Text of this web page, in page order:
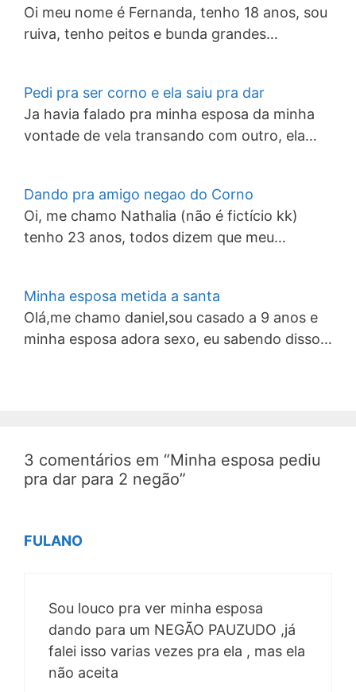
Oi meu nome é Fernanda, tenho 18 anos, sou
ruiva, tenho peitos e bunda grandes…
Pedi pra ser corno e ela saiu pra dar
Ja havia falado pra minha esposa da minha
vontade de vela transando com outro, ela…
Dando pra amigo negao do Corno
Oi, me chamo Nathalia (não é fictício kk)
tenho 23 anos, todos dizem que meu…
Minha esposa metida a santa
Olá,me chamo daniel,sou casado a 9 anos e
minha esposa adora sexo, eu sabendo disso…
3 comentários em “Minha esposa pediu
pra dar para 2 negão”
FULANO
Sou louco pra ver minha esposa
dando para um NEGÃO PAUZUDO ,já
falei isso varias vezes pra ela , mas ela
não aceita